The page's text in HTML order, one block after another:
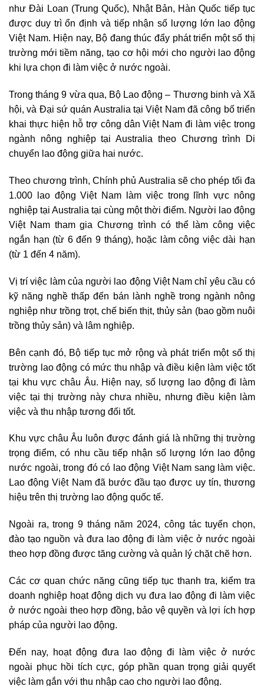
như Đài Loan (Trung Quốc), Nhật Bản, Hàn Quốc tiếp tục
được duy trì ổn định và tiếp nhận số lượng lớn lao động
Việt Nam. Hiện nay, Bộ đang thúc đẩy phát triển một số thị
trường mới tiềm năng, tạo cơ hội mới cho người lao động
khi lựa chọn đi làm việc ở nước ngoài.
Trong tháng 9 vừa qua, Bộ Lao động – Thương binh và Xã
hội, và Đại sứ quán Australia tại Việt Nam đã công bố triển
khai thực hiện hỗ trợ công dân Việt Nam đi làm việc trong
ngành nông nghiệp tại Australia theo Chương trình Di
chuyển lao động giữa hai nước.
Theo chương trình, Chính phủ Australia sẽ cho phép tối đa
1.000 lao động Việt Nam làm việc trong lĩnh vực nông
nghiệp tại Australia tại cùng một thời điểm. Người lao động
Việt Nam tham gia Chương trình có thể làm công việc
ngắn hạn (từ 6 đến 9 tháng), hoặc làm công việc dài hạn
(từ 1 đến 4 năm).
Vị trí việc làm của người lao động Việt Nam chỉ yêu cầu có
kỹ năng nghề thấp đến bán lành nghề trong ngành nông
nghiệp như trồng trọt, chế biến thịt, thủy sản (bao gồm nuôi
trồng thủy sản) và lâm nghiệp.
Bên cạnh đó, Bộ tiếp tục mở rộng và phát triển một số thị
trường lao động có mức thu nhập và điều kiện làm việc tốt
tại khu vực châu Âu. Hiện nay, số lượng lao động đi làm
việc tại thị trường này chưa nhiều, nhưng điều kiện làm
việc và thu nhập tương đối tốt.
Khu vực châu Âu luôn được đánh giá là những thị trường
trọng điểm, có nhu cầu tiếp nhận số lượng lớn lao động
nước ngoài, trong đó có lao động Việt Nam sang làm việc.
Lao động Việt Nam đã bước đầu tạo được uy tín, thương
hiệu trên thị trường lao động quốc tế.
Ngoài ra, trong 9 tháng năm 2024, công tác tuyển chọn,
đào tạo nguồn và đưa lao động đi làm việc ở nước ngoài
theo hợp đồng được tăng cường và quản lý chặt chẽ hơn.
Các cơ quan chức năng cũng tiếp tục thanh tra, kiểm tra
doanh nghiệp hoạt động dịch vụ đưa lao động đi làm việc
ở nước ngoài theo hợp đồng, bảo vệ quyền và lợi ích hợp
pháp của người lao động.
Đến nay, hoạt động đưa lao động đi làm việc ở nước
ngoài phục hồi tích cực, góp phần quan trọng giải quyết
việc làm gắn với thu nhập cao cho người lao động.